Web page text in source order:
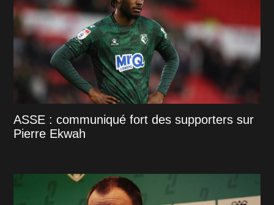
ASSE : communiqué fort des supporters sur
Pierre Ekwah